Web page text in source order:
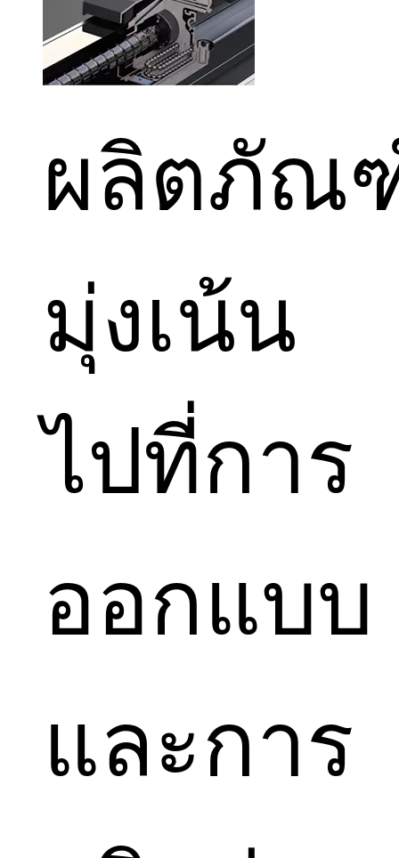
ผลิตภัณ
มุ่งเน้น
ไปที่การ
ออกแบบ
และการ